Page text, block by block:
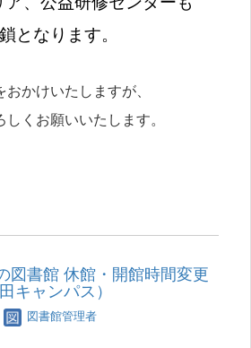
となります。
おかけいたしますが、
しくお願いいたします。
図書館 休館・開館時間変更
キャンパス）
図書館管理者